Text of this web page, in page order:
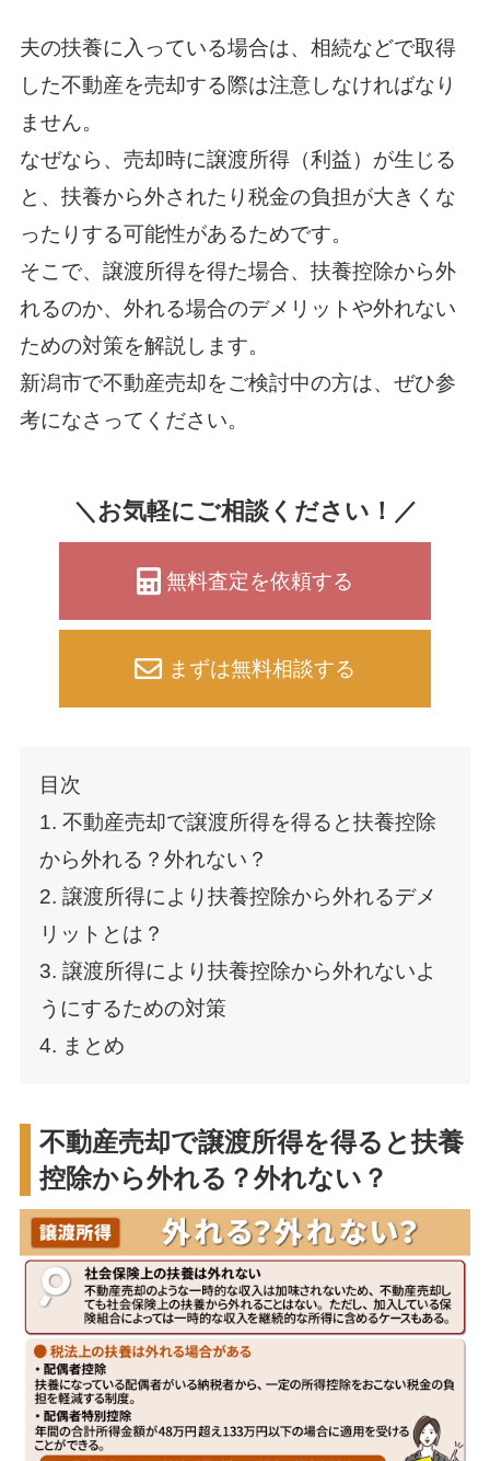
夫の扶養に入っている場合は、相続などで取得
した不動産を売却する際は注意しなければなり
ません。
なぜなら、売却時に譲渡所得（利益）が生じる
と、扶養から外されたり税金の負担が大きくな
ったりする可能性があるためです。
そこで、譲渡所得を得た場合、扶養控除から外
れるのか、外れる場合のデメリットや外れない
ための対策を解説します。
新潟市で不動産売却をご検討中の方は、ぜひ参
考になさってください。
＼お気軽にご相談ください！／
無料査定を依頼する
まずは無料相談する
目次
1. 不動産売却で譲渡所得を得ると扶養控除
から外れる？外れない？
2. 譲渡所得により扶養控除から外れるデメ
リットとは？
3. 譲渡所得により扶養控除から外れないよ
うにするための対策
4. まとめ
不動産売却で譲渡所得を得ると扶養
控除から外れる？外れない？